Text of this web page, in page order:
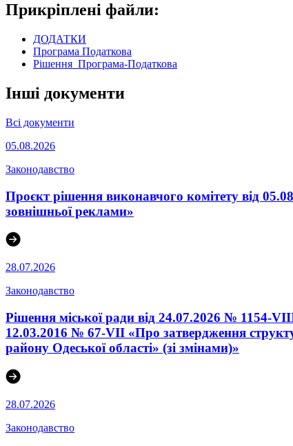
Прикріплені файли:
ДОДАТКИ
Програма Податкова
Рішення_Програма-Податкова
Інші документи
Всі документи
05.08.2026
Законодавство
Проєкт рішення виконавчого комітету від
зовнішньої реклами»
28.07.2026
Законодавство
Рішення міської ради від 24.07.2026 № 1154-
12.03.2016 № 67-VІI «Про затвердження
району Одеської області» (зі змінами)»
28.07.2026
Законодавство